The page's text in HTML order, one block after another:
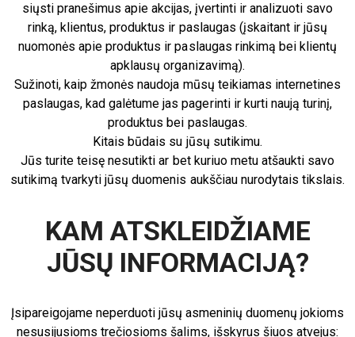
siųsti pranešimus apie akcijas, įvertinti ir analizuoti savo
rinką, klientus, produktus ir paslaugas (įskaitant ir jūsų
nuomonės apie produktus ir paslaugas rinkimą bei klientų
apklausų organizavimą).
Sužinoti, kaip žmonės naudoja mūsų teikiamas internetines
paslaugas, kad galėtume jas pagerinti ir kurti naują turinį,
produktus bei paslaugas.
Kitais būdais su jūsų sutikimu.
Jūs turite teisę nesutikti ar bet kuriuo metu atšaukti savo
sutikimą tvarkyti jūsų duomenis aukščiau nurodytais tikslais.
KAM ATSKLEIDŽIAME
JŪSŲ INFORMACIJĄ?
Įsipareigojame neperduoti jūsų asmeninių duomenų jokioms
nesusijusioms trečiosioms šalims, išskyrus šiuos atvejus: